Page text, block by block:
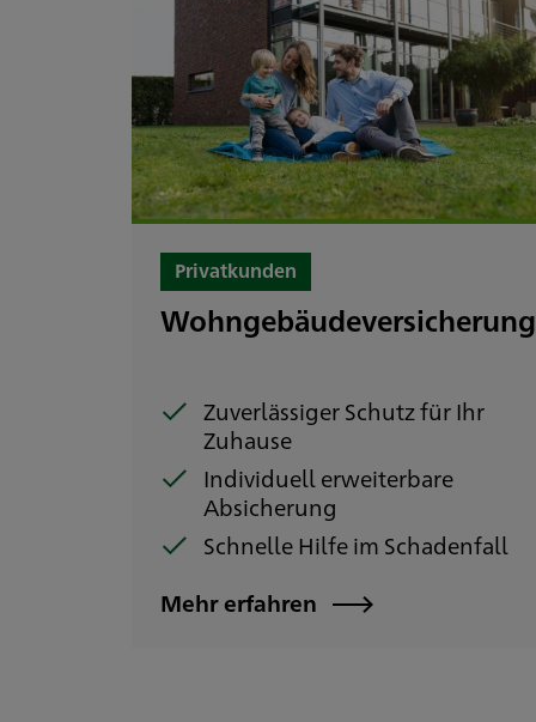
Privatkunden
Wohngebäudeversicherung
Zuverlässiger Schutz für Ihr
Zuhause
Individuell erweiterbare
Absicherung
Schnelle Hilfe im Schadenfall
Mehr erfahren